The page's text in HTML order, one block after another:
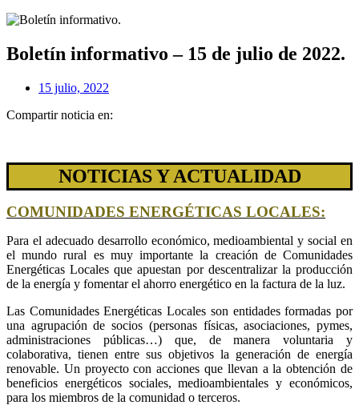
Boletín informativo – 15 de julio de 2022.
15 julio, 2022
Compartir noticia en:
NOTICIAS Y ACTUALIDAD
COMUNIDADES ENERGÉTICAS LOCALES:
Para el adecuado desarrollo económico, medioambiental y social en
el mundo rural es muy importante la creación de Comunidades
Energéticas Locales que apuestan por descentralizar la producción
de la energía y fomentar el ahorro energético en la factura de la luz.
Las Comunidades Energéticas Locales son entidades formadas por
una agrupación de socios (personas físicas, asociaciones, pymes,
administraciones públicas…) que, de manera voluntaria y
colaborativa, tienen entre sus objetivos la generación de energía
renovable. Un proyecto con acciones que llevan a la obtención de
beneficios energéticos sociales, medioambientales y económicos,
para los miembros de la comunidad o terceros.